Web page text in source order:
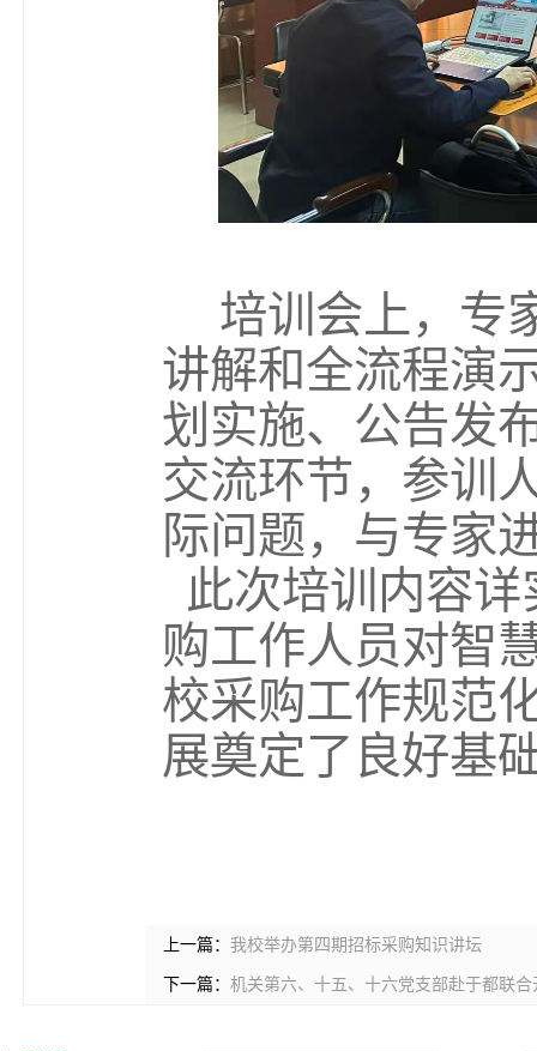
培训会上，专
讲解和全流程演
划实施、公告发
交流环节，参训
际问题，与专家
此次培训内容
购工作人员对智
校采购工作规范
展奠定了良好基
上一篇： 我校举办第四期招标采购知识讲坛
下一篇： 机关第六、十五、十六党支部赴于都联